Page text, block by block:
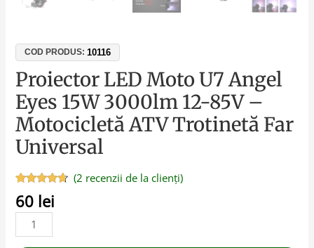
COD PRODUS:10116
Proiector LED Moto U7 Angel
Eyes 15W 3000lm 12-85V –
Motocicletă ATV Trotinetă Far
Universal
Evaluat la
4.50
din 5
pe baza a
evaluări de
(2 recenzii de la clienți)
60 lei